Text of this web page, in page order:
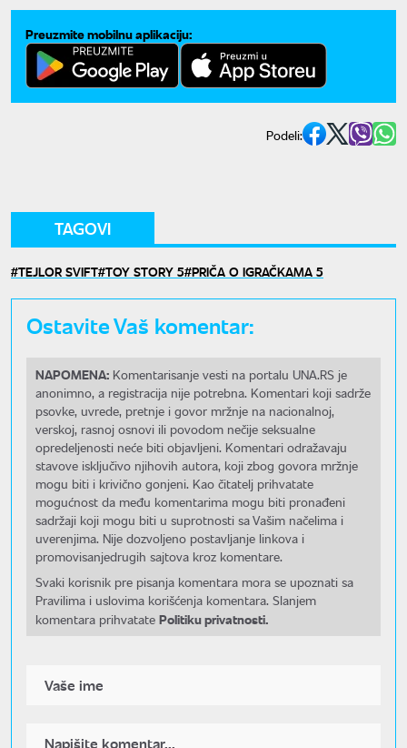
Preuzmite mobilnu aplikaciju:
Podeli:
TAGOVI
TEJLOR SVIFT TOY STORY 5 PRIČA O IGRAČKAMA 5
Ostavite Vaš komentar:
NAPOMENA: Komentarisanje vesti na portalu UNA.RS je
anonimno, a registracija nije potrebna. Komentari koji sadrže
psovke, uvrede, pretnje i govor mržnje na nacionalnoj,
verskoj, rasnoj osnovi ili povodom nečije seksualne
opredeljenosti neće biti objavljeni. Komentari odražavaju
stavove isključivo njihovih autora, koji zbog govora mržnje
mogu biti i krivično gonjeni. Kao čitatelj prihvatate
mogućnost da među komentarima mogu biti pronađeni
sadržaji koji mogu biti u suprotnosti sa Vašim načelima i
uverenjima. Nije dozvoljeno postavljanje linkova i
promovisanjedrugih sajtova kroz komentare.
Svaki korisnik pre pisanja komentara mora se upoznati sa
Pravilima i uslovima korišćenja komentara. Slanjem
komentara prihvatate Politiku privatnosti.